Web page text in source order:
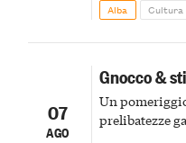
Alba Cultura
07
AGO
Gnocco &
Un
prelibatezze